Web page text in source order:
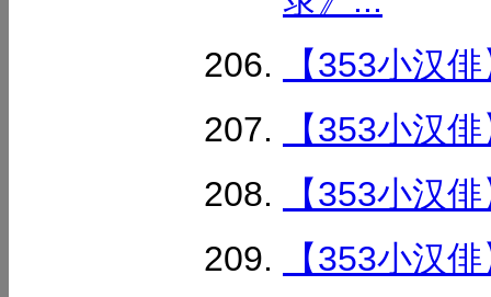
【353小汉
【353小汉
【353小汉
【353小汉